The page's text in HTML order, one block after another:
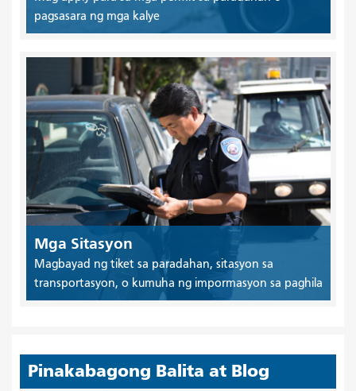
pagsasara ng mga kalye
Mga Sitasyon
Magbayad ng tiket sa paradahan, sitasyon sa
transportasyon, o kumuha ng impormasyon sa paghila
Pinakabagong Balita at Blog